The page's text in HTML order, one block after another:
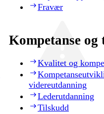
Fravær
Kompetanse
Kvalitet og
videreutdanning
Lederutdanning
Tilskudd